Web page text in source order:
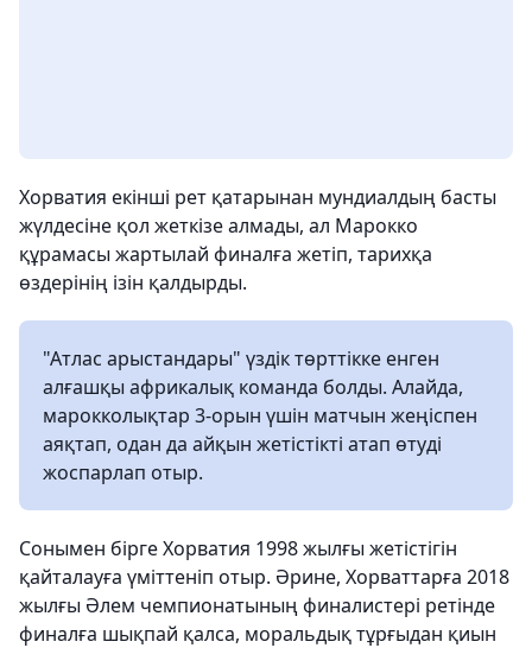
Хорватия екінші рет қатарынан мундиалдың басты
жүлдесіне қол жеткізе алмады, ал Марокко
құрамасы жартылай финалға жетіп, тарихқа
өздерінің ізін қалдырды.
"Атлас арыстандары" үздік төрттікке енген
алғашқы африкалық команда болды. Алайда,
марокколықтар 3-орын үшін матчын жеңіспен
аяқтап, одан да айқын жетістікті атап өтуді
жоспарлап отыр.
Сонымен бірге Хорватия 1998 жылғы жетістігін
қайталауға үміттеніп отыр. Әрине, Хорваттарға 2018
жылғы Әлем чемпионатының финалистері ретінде
финалға шықпай қалса, моральдық тұрғыдан қиын